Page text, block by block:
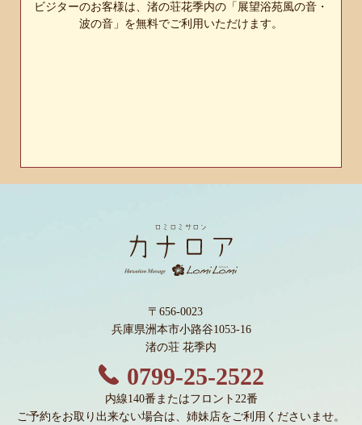
ビジターのお客様は、渚の荘花季内の「展望浴苑風の音・
波の音」を無料でご利用いただけます。
〒656-0023
兵庫県洲本市小路谷1053-16
渚の荘 花季内
0799-25-2522
内線140番またはフロント22番
ご予約をお取り出来ない場合は、姉妹店をご利用くださいませ。